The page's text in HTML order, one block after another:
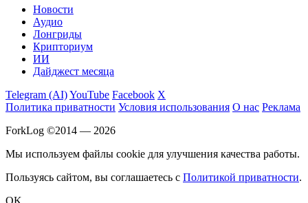
Новости
Аудио
Лонгриды
Крипториум
ИИ
Дайджест месяца
Telegram (AI)YouTube Facebook X
Политика приватности Условия использования О нас Реклама
ForkLog ©2014 — 2026
Мы используем файлы cookie для улучшения качества работы.
Пользуясь сайтом, вы соглашаетесь с Политикой приватности.
OK